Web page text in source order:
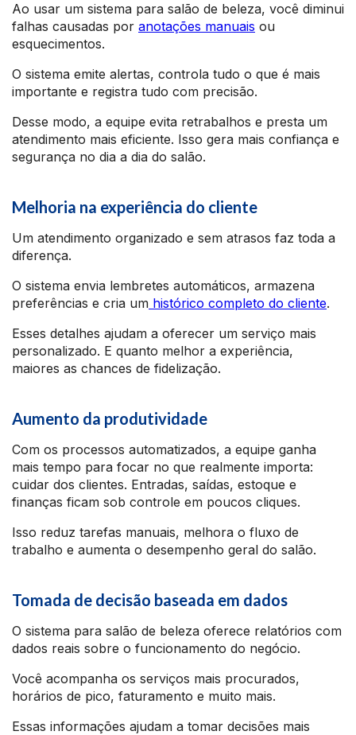
Ao usar um sistema para salão de beleza, você diminui
falhas causadas por anotações manuais ou
esquecimentos.
O sistema emite alertas, controla tudo o que é mais
importante e registra tudo com precisão.
Desse modo, a equipe evita retrabalhos e presta um
atendimento mais eficiente. Isso gera mais confiança e
segurança no dia a dia do salão.
Melhoria na experiência do cliente
Um atendimento organizado e sem atrasos faz toda a
diferença.
O sistema envia lembretes automáticos, armazena
preferências e cria um histórico completo do cliente.
Esses detalhes ajudam a oferecer um serviço mais
personalizado. E quanto melhor a experiência,
maiores as chances de fidelização.
Aumento da produtividade
Com os processos automatizados, a equipe ganha
mais tempo para focar no que realmente importa:
cuidar dos clientes. Entradas, saídas, estoque e
finanças ficam sob controle em poucos cliques.
Isso reduz tarefas manuais, melhora o fluxo de
trabalho e aumenta o desempenho geral do salão.
Tomada de decisão baseada em dados
O sistema para salão de beleza oferece relatórios com
dados reais sobre o funcionamento do negócio.
Você acompanha os serviços mais procurados,
horários de pico, faturamento e muito mais.
Essas informações ajudam a tomar decisões mais